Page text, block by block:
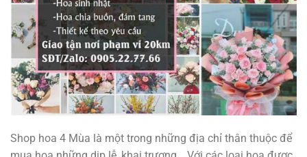
Shop hoa 4 Mùa là một trong những địa chỉ thân thuộc để